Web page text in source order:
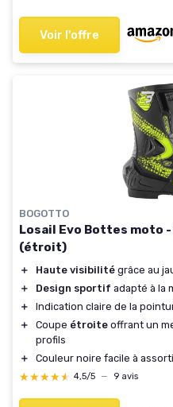
Voir l'offre
BOGOTTO
Losail Evo Bottes moto
(étroit)
＋ Haute visibilité grâce au
＋
Design sportif adapté à la
＋
Indication claire de la
＋
Coupe étroite offrant un
profils
＋
Couleur noire facile à
★★★★★
★★★★★ 4,5/5 — 9 avis